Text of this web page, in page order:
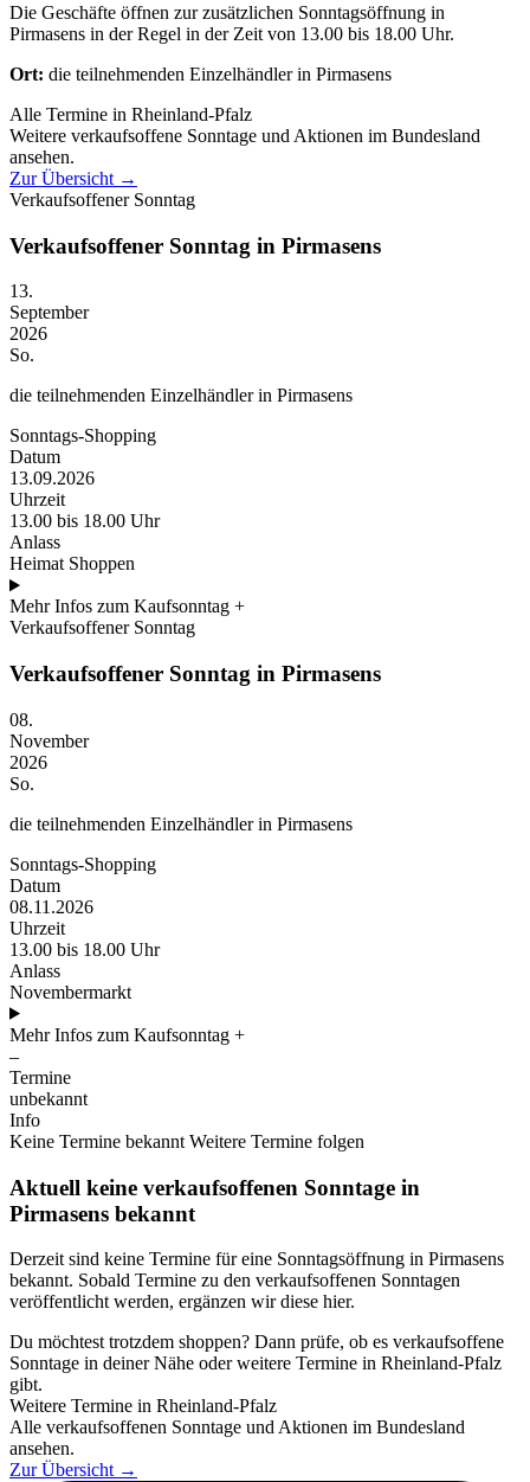
Die Geschäfte öffnen zur zusätzlichen Sonntagsöffnung in
Pirmasens in der Regel in der Zeit von 13.00 bis 18.00 Uhr.
Ort: die teilnehmenden Einzelhändler in Pirmasens
Alle Termine in Rheinland-Pfalz
Weitere verkaufsoffene Sonntage und Aktionen im Bundesland
ansehen.
Zur Übersicht →
Verkaufsoffener Sonntag
Verkaufsoffener Sonntag in Pirmasens
13.
September
2026
So.
die teilnehmenden Einzelhändler in Pirmasens
Sonntags-Shopping
Datum
13.09.2026
Uhrzeit
13.00 bis 18.00 Uhr
Anlass
Heimat Shoppen
Mehr Infos zum Kaufsonntag +
Verkaufsoffener Sonntag
Verkaufsoffener Sonntag in Pirmasens
08.
November
2026
So.
die teilnehmenden Einzelhändler in Pirmasens
Sonntags-Shopping
Datum
08.11.2026
Uhrzeit
13.00 bis 18.00 Uhr
Anlass
Novembermarkt
Mehr Infos zum Kaufsonntag +
–
Termine
unbekannt
Info
Keine Termine bekannt Weitere Termine folgen
Aktuell keine verkaufsoffenen Sonntage in
Pirmasens bekannt
Derzeit sind keine Termine für eine Sonntagsöffnung in Pirmasens
bekannt. Sobald Termine zu den verkaufsoffenen Sonntagen
veröffentlicht werden, ergänzen wir diese hier.
Du möchtest trotzdem shoppen? Dann prüfe, ob es verkaufsoffene
Sonntage in deiner Nähe oder weitere Termine in Rheinland-Pfalz
gibt.
Weitere Termine in Rheinland-Pfalz
Alle verkaufsoffenen Sonntage und Aktionen im Bundesland
ansehen.
Zur Übersicht →